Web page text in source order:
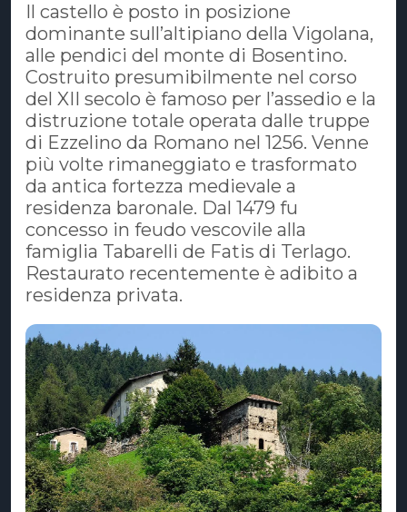
Il castello è posto in posizione
dominante sull’altipiano della Vigolana,
alle pendici del monte di Bosentino.
Costruito presumibilmente nel corso
del XII secolo è famoso per l’assedio e la
distruzione totale operata dalle truppe
di Ezzelino da Romano nel 1256. Venne
più volte rimaneggiato e trasformato
da antica fortezza medievale a
residenza baronale. Dal 1479 fu
concesso in feudo vescovile alla
famiglia Tabarelli de Fatis di Terlago.
Restaurato recentemente è adibito a
residenza privata.